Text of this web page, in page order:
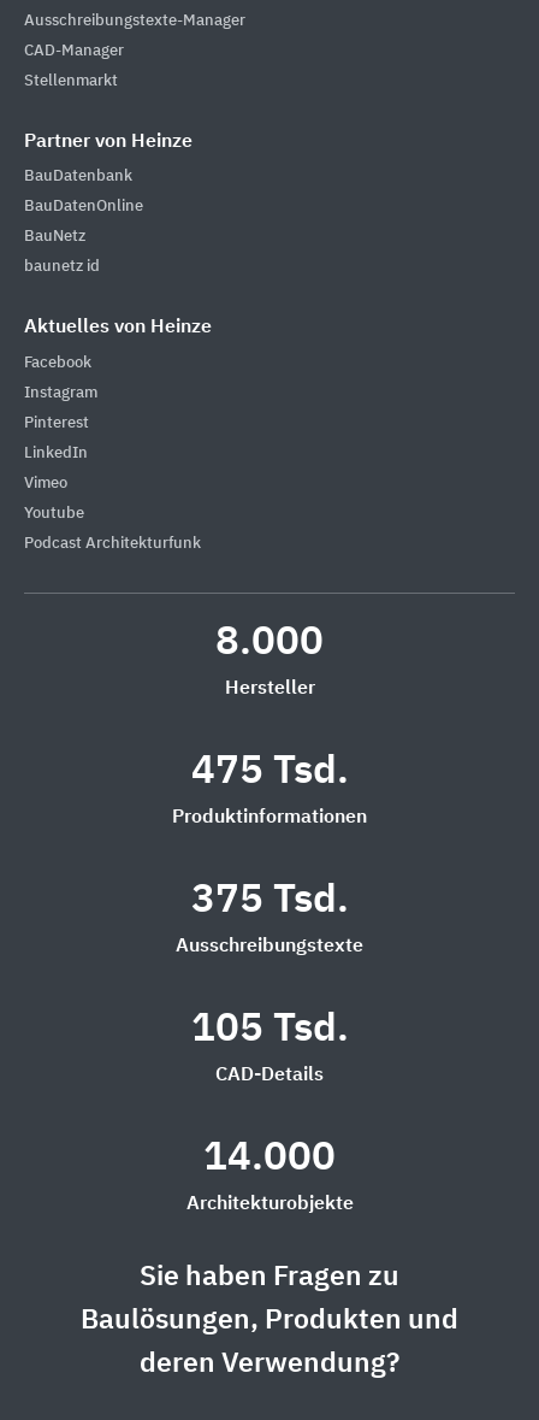
Ausschreibungstexte-Manager
CAD-Manager
Stellenmarkt
Partner von Heinze
BauDatenbank
BauDatenOnline
BauNetz
baunetz id
Aktuelles von Heinze
Facebook
Instagram
Pinterest
LinkedIn
Vimeo
Youtube
Podcast Architekturfunk
8.000
Hersteller
475 Tsd.
Produktinformationen
375 Tsd.
Ausschreibungstexte
105 Tsd.
CAD-Details
14.000
Architekturobjekte
Sie haben Fragen zu
Baulösungen, Produkten und
deren Verwendung?